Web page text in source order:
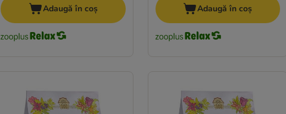
Adaugă în coș Adaugă în coș